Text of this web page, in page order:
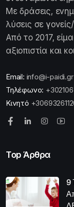
Με δράσεις,
λύσεις σε
Από το 2017,
αξιοπιστία και
Email: info@i-paidi.gr
Τηλέφωνο:
Κινητό
Top Άρθρα
9